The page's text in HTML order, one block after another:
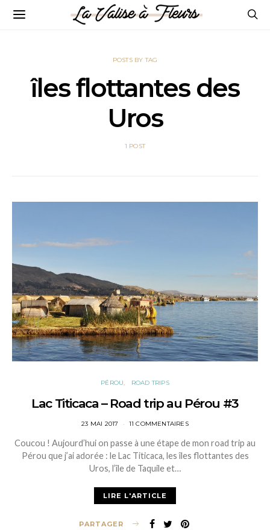
POSTS BY TAG
îles flottantes des
Uros
1 POST
PÉROU ROAD TRIPS
Lac Titicaca – Road trip au Pérou #3
POSTED
23 MAI 2017 11 COMMENTAIRES
Coucou ! Aujourd’hui on passe à une étape de mon road trip au
Pérou que j’ai adorée : le Lac Titicaca, les îles flottantes des
Uros, l’île de Taquile et…
LIRE L'ARTICLE
PARTAGER